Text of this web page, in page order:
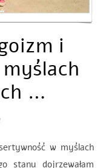
i
…
w myślach
stanu dojrzewałam